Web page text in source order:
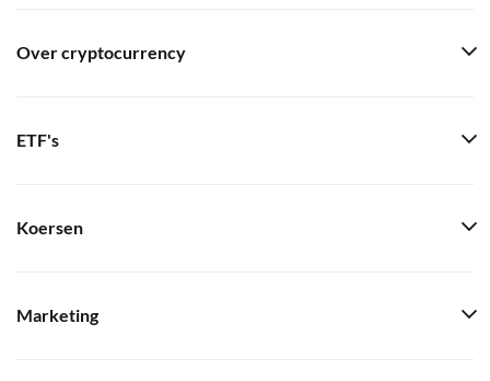
Over cryptocurrency
ETF's
Koersen
Marketing